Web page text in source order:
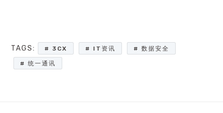
TAGS: 3CX IT资讯 数据安全
统一通讯